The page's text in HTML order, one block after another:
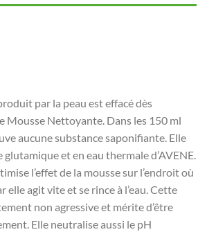
par la peau est effacé dès
Mousse Nettoyante. Dans les 150 ml
aucune substance saponifiante. Elle
et en eau thermale d’AVENE.
l’effet de la mousse sur l’endroit où
elle agit vite et se rince à l’eau. Cette
non agressive et mérite d’être
Elle neutralise aussi le pH